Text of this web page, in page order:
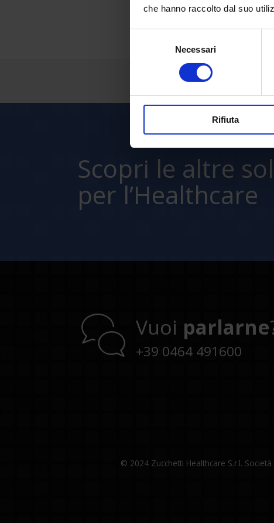
che hanno raccolto dal suo
Necessari
Rifiuta
Scopri le altre
per l’Healthcare
Vuoi parlarne
+39 0464 491600
© 2024 Zucchetti Healthcare S.r.l.